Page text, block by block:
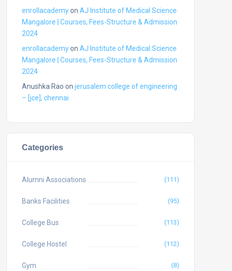
enrollacademyon AJ Institute of Medical Science
Mangalore | Courses, Fees-Structure & Admission
2024
enrollacademyon AJ Institute of Medical Science
Mangalore | Courses, Fees-Structure & Admission
2024
Anushka Rao on jerusalem college of engineering
– [jce], chennai
Categories
Alumni Associations (111)
Banks Facilities (95)
College Bus (113)
College Hostel (112)
Gym (8)